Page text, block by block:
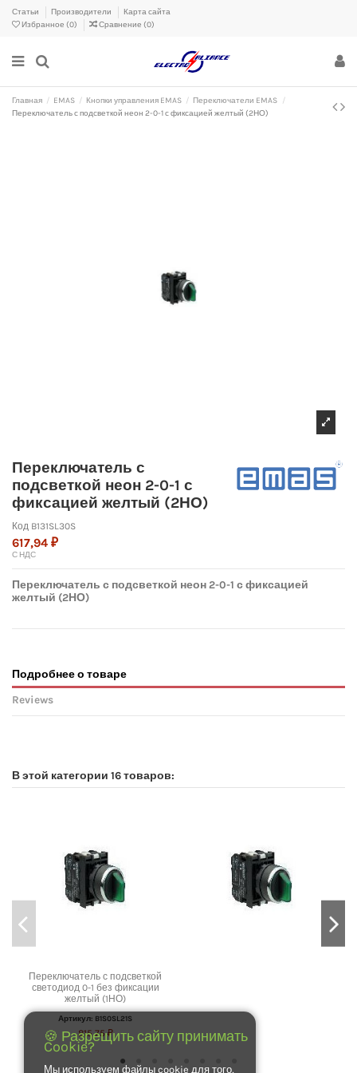
Статьи Производители
Карта сайта
Избранное (0) Сравнение (0)
Главная EMAS Кнопки управления EMAS
Переключатели EMAS
Переключатель с подсветкой неон 2-0-1 с фиксацией желтый (2НО)
Переключатель с
подсветкой неон 2-0-1 с
фиксацией желтый (2НО)
Код B131SL30S
617,94 ₽
С НДС
Переключатель с подсветкой неон 2-0-1 с фиксацией
желтый (2НО)
Подробнее о товаре
Reviews
В этой категории 16 товаров:
Переключатель с подсветкой
светодиод 0-1 без фиксации
желтый (1НО)
Артикул: B1S0SL21S
815,75 ₽
🍪 Разрещить сайту принимать
Cookie?
Мы используем файлы cookie для того,